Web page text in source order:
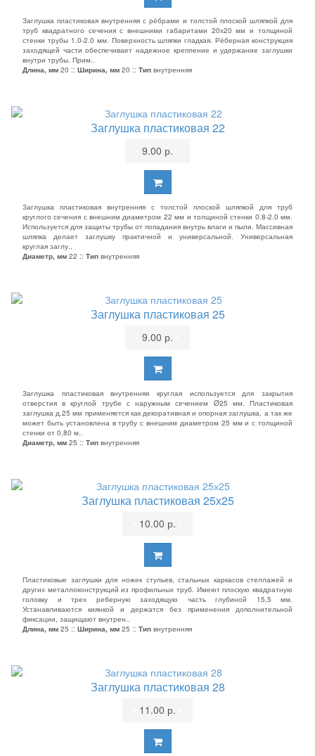
Заглушка пластиковая внутренняя с рёбрами и толстой плоской шляпкой для
труб квадратного сечения с внешними габаритами 20х20 мм и толщиной
стенки трубы 1.0-2.0 мм. Поверхность шляпки гладкая. Рёберная конструкция
заходящей части обеспечивает надежное крепление и удержание заглушки
внутри трубы. Прим..
Длина, мм 20 :: Ширина, мм 20 :: Тип внутренняя
Заглушка пластиковая 22
9.00 р.
Заглушка пластиковая внутренняя с толстой плоской шляпкой для труб
круглого сечения с внешним диаметром 22 мм и толщиной стенки 0.8-2.0 мм.
Используется для защиты трубы от попадания внутрь влаги и пыли. Массивная
шляпка делает заглушку практичной и универсальной. Универсальная
круглая заглу..
Диаметр, мм 22 :: Тип внутренняя
Заглушка пластиковая 25
9.00 р.
Заглушка пластиковая внутренняя круглая используется для закрытия
отверстия в круглой трубе с наружным сечением Ø25 мм. Пластиковая
заглушка д.25 мм применяется как декоративная и опорная заглушка, а так же
может быть установлена в трубу с внешним диаметром 25 мм и с толщиной
стенки от 0,80 м..
Диаметр, мм 25 :: Тип внутренняя
Заглушка пластиковая 25х25
10.00 р.
Пластиковые заглушки для ножек стульев, стальных каркасов стеллажей и
других металлоконструкций из профильных труб. Имеют плоскую квадратную
головку и трех реберную заходящую часть глубиной 15,5 мм.
Устанавливаются киянкой и держатся без применения дополнительной
фиксации, защищают внутрен..
Длина, мм 25 :: Ширина, мм 25 :: Тип внутренняя
Заглушка пластиковая 28
11.00 р.